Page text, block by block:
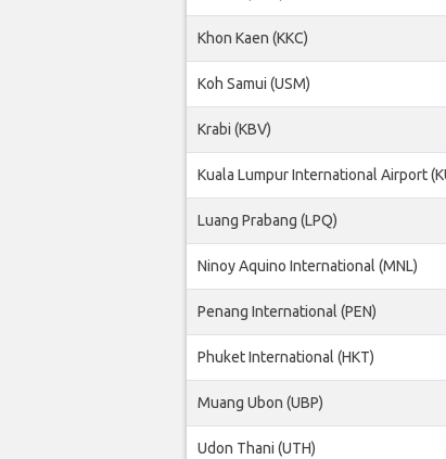
Khon Kaen (KKC)
Koh Samui (USM)
Krabi (KBV)
Kuala Lumpur International Airport
Luang Prabang (LPQ)
Ninoy Aquino International (MNL)
Penang International (PEN)
Phuket International (HKT)
Muang Ubon (UBP)
Udon Thani (UTH)